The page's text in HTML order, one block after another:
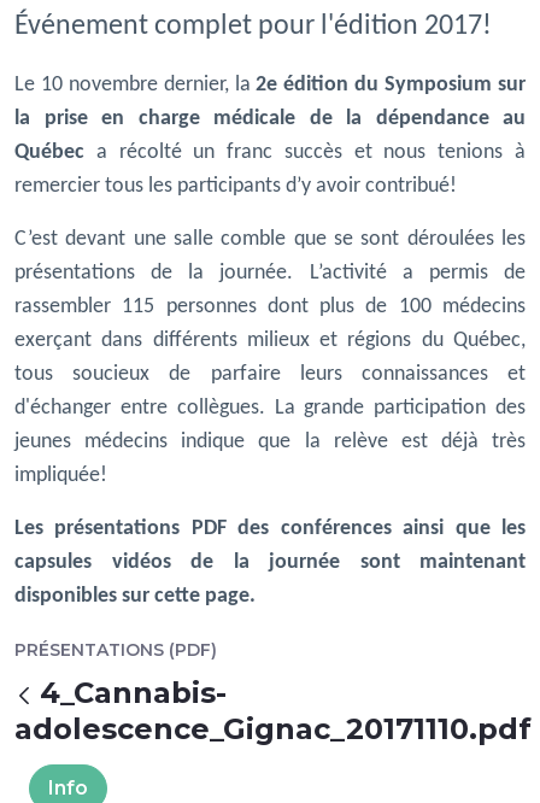
Événement complet pour l'édition 2017!
Le 10 novembre dernier, la2e édition du Symposium sur
la prise en charge médicale de la dépendance au
Québec a récolté un franc succès et nous tenions à
remercier tous les participants d’y avoir contribué!
C’est devant une salle comble que se sont déroulées les
présentations de la journée. L’activité a permis de
rassembler 115 personnes dont plus de 100 médecins
exerçant dans différents milieux et régions du Québec,
tous soucieux de parfaire leurs connaissances et
d'échanger entre collègues. La grande participation des
jeunes médecins indique que la relève est déjà très
impliquée!
Les présentations PDF des conférences ainsi que les
capsules vidéos de la journée sont maintenant
disponibles sur cette page.
PRÉSENTATIONS (PDF)
Back
4_Cannabis-
adolescence_Gignac_20171110.pdf
Info